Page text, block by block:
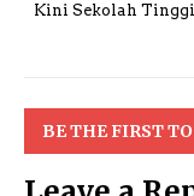
Kini Sekolah
BE THE FIRST